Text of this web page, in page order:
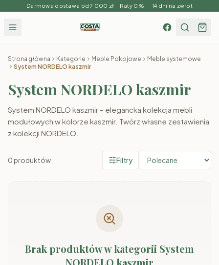
Darmowa dostawa od 7 000 zł Raty 0% 14 dni na zwrot
Strona główna Kategorie Meble Pokojowe
Meble systemowe
System NORDELO kaszmir
System NORDELO kaszmir
System NORDELO kaszmir – elegancka kolekcja mebli
modułowych w kolorze kaszmir. Twórz własne zestawienia
z kolekcji NORDELO.
0produktów Filtry
Brak produktów w kategorii System
NORDELO kaszmir